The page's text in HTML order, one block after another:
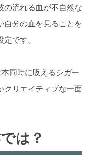
の流れる血が不自然な
自分の血を見ることを
です。
同時に吸えるシガー
クリエイティブな一面
は？